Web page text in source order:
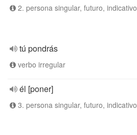
2. persona singular, futuro, indicativo
tú pondrás
verbo irregular
él [poner]
3. persona singular, futuro, indicativo